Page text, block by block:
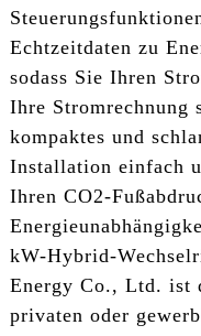
Echtzeitdaten zu
sodass Sie Ihren
Ihre Stromrechnung
kompaktes und
Installation einfach
Ihren CO2-
kW-Hybrid-
Energy Co., Ltd. ist
privaten oder